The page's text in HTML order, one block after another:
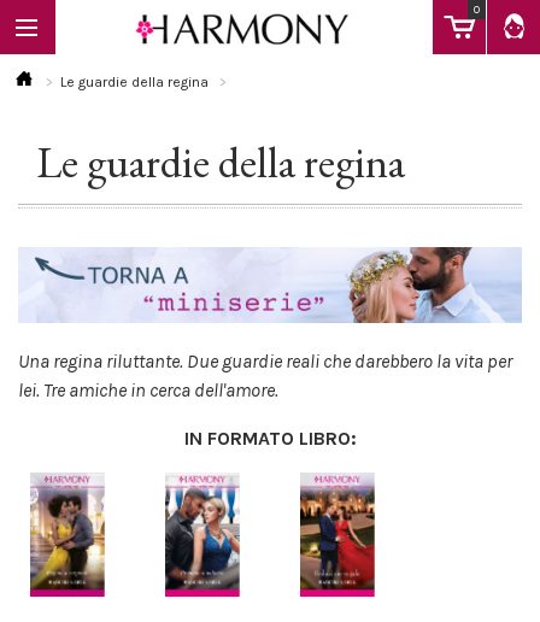
0
EBOOK
LIBRI
Le guardie della regina
Le guardie della regina
Una regina riluttante. Due guardie reali che darebbero la vita per
lei. Tre amiche in cerca dell'amore.
IN FORMATO LIBRO: